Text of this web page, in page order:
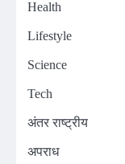
Health
Lifestyle
Science
Tech
अंतर राष्ट्रीय
अपराध